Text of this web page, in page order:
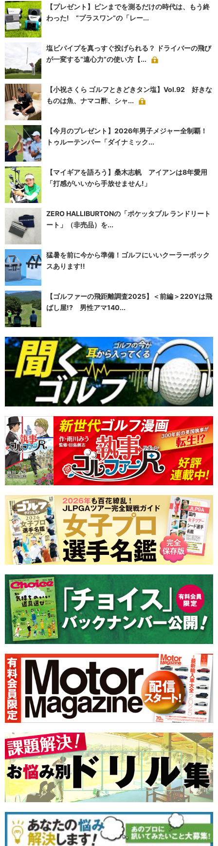
【プレゼント】ピンまでを測るだけの時代は、もう終
わった! “プラスワン”の「レー...
塩ビパイプを真っすぐ投げられる？ ドライバーの飛び
が一変する“遠心力”の使い方【...
【小祝さくら ゴルフときどきタン塩】Vol.92 好きな
ものは魚、ナマコ酢、シャ...
【今月のプレゼント】2026年男子メジャー全制覇！
トゥルーテンパー「ダイナミック...
【マイギアを語ろう】桑木志帆 アイアンは8年愛用
「打感がいいから手放せません!」
ZERO HALLIBURTONの「ポケッタブル ランドリート
ート」（非売品）を...
猛暑を前に今から準備！ゴルフにいいクーラーボック
スあります!!
【ゴルファーの飛距離調査2025】＜前編＞220Yは飛
ばし屋!? 男性アマ140...